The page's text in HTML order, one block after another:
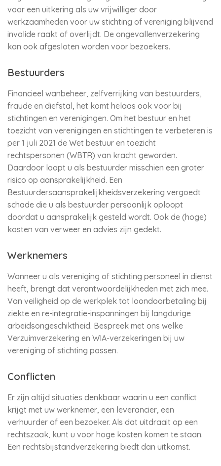
voor een uitkering als uw vrijwilliger door
werkzaamheden voor uw stichting of vereniging blijvend
invalide raakt of overlijdt. De ongevallenverzekering
kan ook afgesloten worden voor bezoekers.
Bestuurders
Financieel wanbeheer, zelfverrijking van bestuurders,
fraude en diefstal, het komt helaas ook voor bij
stichtingen en verenigingen. Om het bestuur en het
toezicht van verenigingen en stichtingen te verbeteren is
per 1 juli 2021 de Wet bestuur en toezicht
rechtspersonen (WBTR) van kracht geworden.
Daardoor loopt u als bestuurder misschien een groter
risico op aansprakelijkheid. Een
Bestuurdersaansprakelijkheidsverzekering vergoedt
schade die u als bestuurder persoonlijk oploopt
doordat u aansprakelijk gesteld wordt. Ook de (hoge)
kosten van verweer en advies zijn gedekt.
Werknemers
Wanneer u als vereniging of stichting personeel in dienst
heeft, brengt dat verantwoordelijkheden met zich mee.
Van veiligheid op de werkplek tot loondoorbetaling bij
ziekte en re-integratie-inspanningen bij langdurige
arbeidsongeschiktheid. Bespreek met ons welke
Verzuimverzekering en WIA-verzekeringen bij uw
vereniging of stichting passen.
Conflicten
Er zijn altijd situaties denkbaar waarin u een conflict
krijgt met uw werknemer, een leverancier, een
verhuurder of een bezoeker. Als dat uitdraait op een
rechtszaak, kunt u voor hoge kosten komen te staan.
Een rechtsbijstandverzekering biedt dan uitkomst.